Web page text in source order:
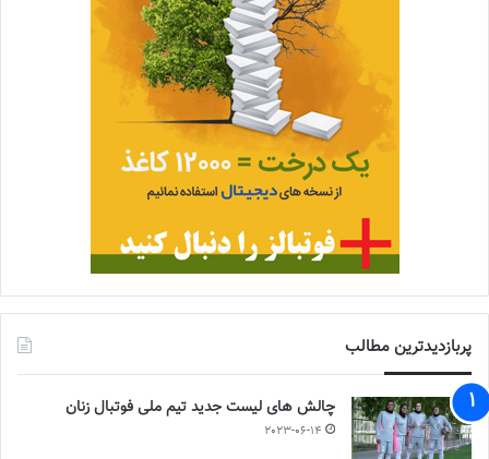
پربازدیدترین مطالب
چالش هاى ليست جدید تيم ملى فوتبال زنان
2023-06-14